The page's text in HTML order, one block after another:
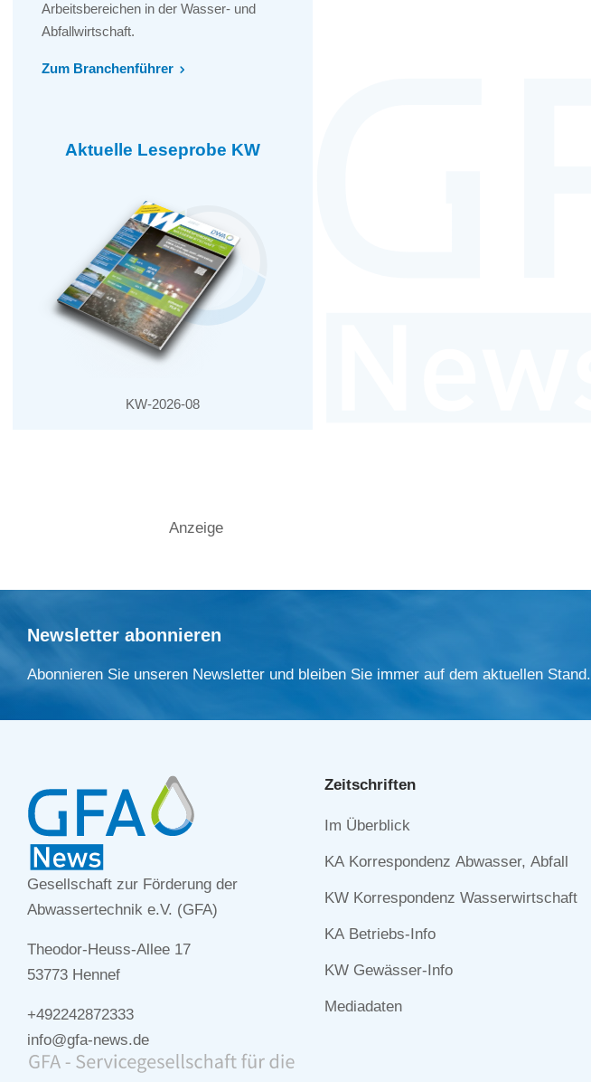
Arbeitsbereichen in der Wasser- und
Abfallwirtschaft.
Zum Branchenführer
Aktuelle Leseprobe KW
KW-2026-08
Anzeige
Newsletter abonnieren
Abonnieren Sie unseren Newsletter und bleiben Sie immer auf dem aktuellen Stand.
Gesellschaft zur Förderung der
Abwassertechnik e.V. (GFA)
Theodor-Heuss-Allee 17
53773 Hennef
+492242872333
info@gfa-news.de
Zeitschriften
Navigation
Im Überblick
KA Korrespondenz Abwasser, Abfall
KW Korrespondenz Wasserwirtschaft
KA Betriebs-Info
KW Gewässer-Info
Mediadaten